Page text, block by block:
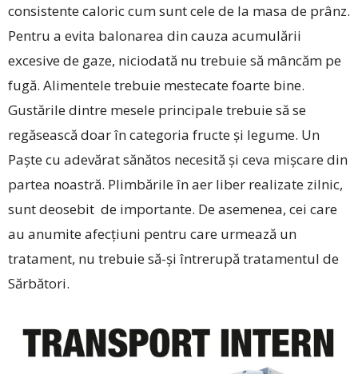
consistente caloric cum sunt cele de la masa de prânz.
Pentru a evita balonarea din cauza acumulării
excesive de gaze, niciodată nu trebuie să mâncăm pe
fugă. Alimentele trebuie mestecate foarte bine.
Gustările dintre mesele principale trebuie să se
regăsească doar în categoria fructe și legume. Un
Paște cu adevărat sănătos necesită și ceva mișcare din
partea noastră. Plimbările în aer liber realizate zilnic,
sunt deosebit de importante. De asemenea, cei care
au anumite afecțiuni pentru care urmează un
tratament, nu trebuie să-și întrerupă tratamentul de
Sărbători.